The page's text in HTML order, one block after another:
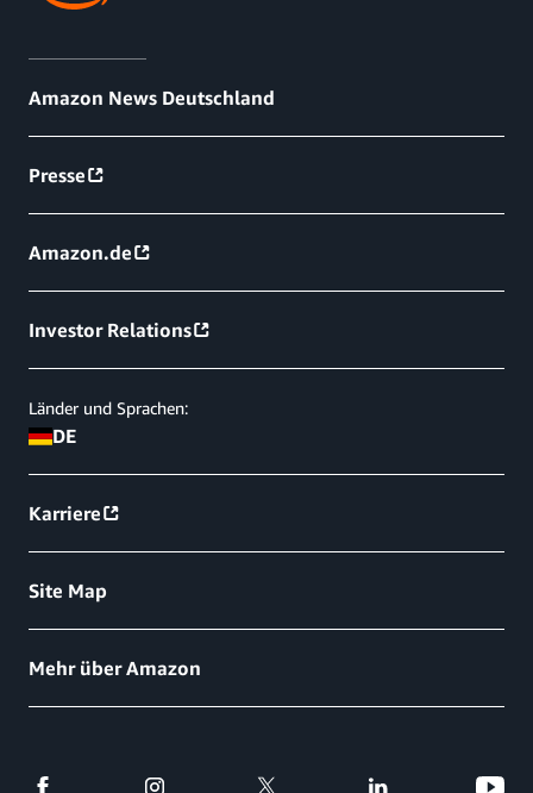
Amazon News Deutschland
Presse
Amazon.de
Investor Relations
Länder und Sprachen:
DE
Karriere
Site Map
Mehr über Amazon